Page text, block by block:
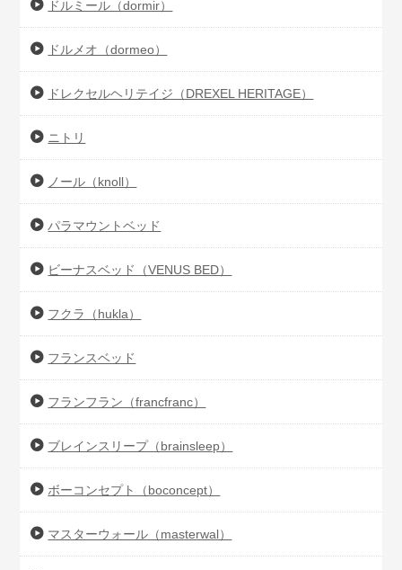
ドルミール（dormir）
ドルメオ（dormeo）
ドレクセルヘリテイジ（DREXEL HERITAGE）
ニトリ
ノール（knoll）
パラマウントベッド
ビーナスベッド（VENUS BED）
フクラ（hukla）
フランスベッド
フランフラン（francfranc）
ブレインスリープ（brainsleep）
ボーコンセプト（boconcept）
マスターウォール（masterwal）